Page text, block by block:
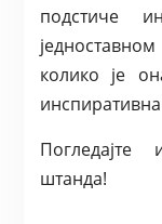
подстиче
колико је
Погледајте
штанда!